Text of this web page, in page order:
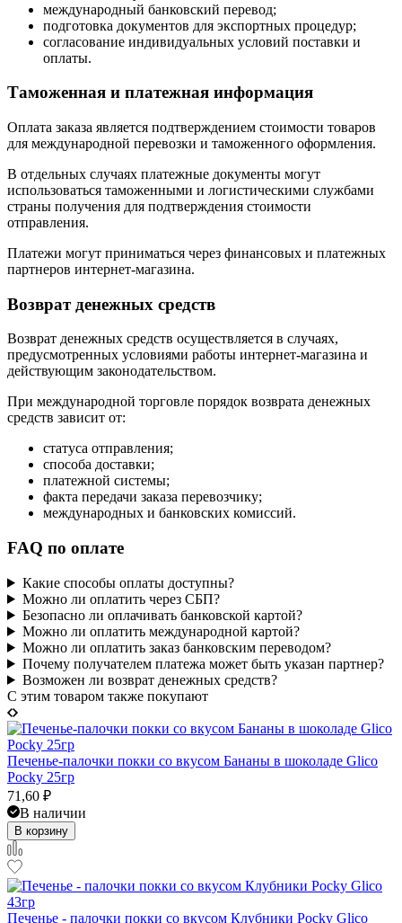
международный банковский перевод;
подготовка документов для экспортных процедур;
согласование индивидуальных условий поставки и
оплаты.
Таможенная и платежная информация
Оплата заказа является подтверждением стоимости товаров
для международной перевозки и таможенного оформления.
В отдельных случаях платежные документы могут
использоваться таможенными и логистическими службами
страны получения для подтверждения стоимости
отправления.
Платежи могут приниматься через финансовых и платежных
партнеров интернет-магазина.
Возврат денежных средств
Возврат денежных средств осуществляется в случаях,
предусмотренных условиями работы интернет-магазина и
действующим законодательством.
При международной торговле порядок возврата денежных
средств зависит от:
статуса отправления;
способа доставки;
платежной системы;
факта передачи заказа перевозчику;
международных и банковских комиссий.
FAQ по оплате
Какие способы оплаты доступны?
Можно ли оплатить через СБП?
Безопасно ли оплачивать банковской картой?
Можно ли оплатить международной картой?
Можно ли оплатить заказ банковским переводом?
Почему получателем платежа может быть указан партнер?
Возможен ли возврат денежных средств?
C этим товаром также покупают
Печенье-палочки покки со вкусом Бананы в шоколаде Glico
Pocky 25гр
71,60 ₽
В наличии
В корзину
Печенье - палочки покки со вкусом Клубники Pocky Glico